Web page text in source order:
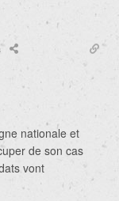
nationale et
de son cas
vont